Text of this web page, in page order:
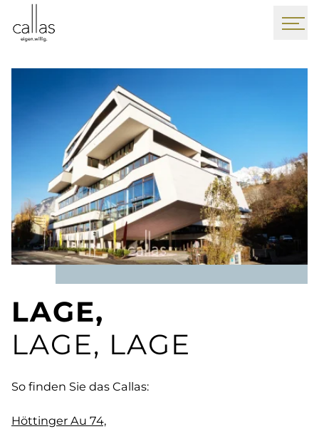
LAGE,
LAGE, LAGE
So finden Sie das Callas:
Höttinger Au 74,